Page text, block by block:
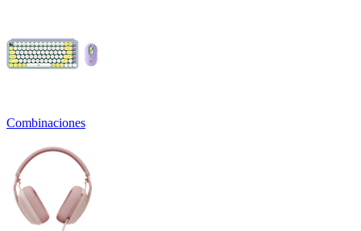
Combinaciones